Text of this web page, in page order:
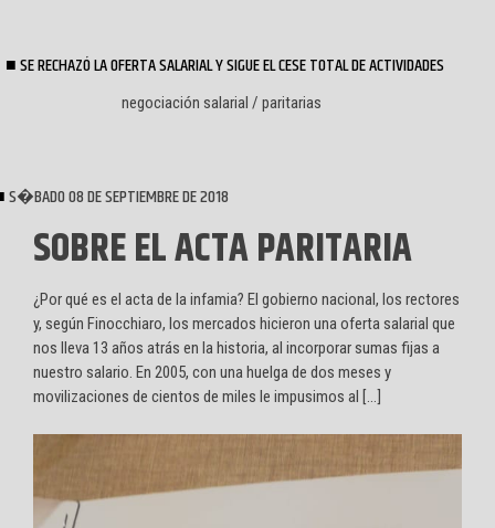
SE RECHAZÓ LA OFERTA SALARIAL Y SIGUE EL CESE TOTAL DE ACTIVIDADES
negociación salarial / paritarias
S�BADO 08 DE SEPTIEMBRE DE 2018
SOBRE EL ACTA PARITARIA
¿Por qué es el acta de la infamia? El gobierno nacional, los rectores
y, según Finocchiaro, los mercados hicieron una oferta salarial que
nos lleva 13 años atrás en la historia, al incorporar sumas fijas a
nuestro salario. En 2005, con una huelga de dos meses y
movilizaciones de cientos de miles le impusimos al […]